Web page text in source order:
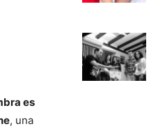
es
, una